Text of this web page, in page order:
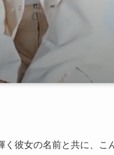
彼女の名前と共に、こ